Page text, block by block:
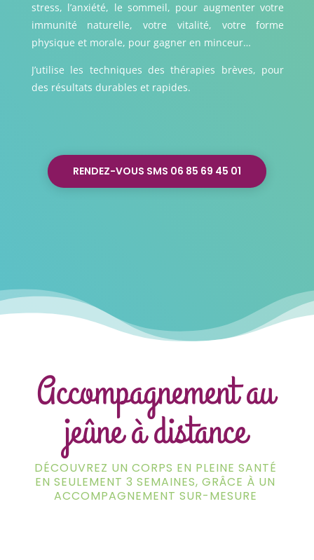
stress, l’anxiété, le sommeil, pour augmenter votre
immunité naturelle, votre vitalité, votre forme
physique et morale, pour gagner en minceur…
J’utilise les techniques des thérapies brèves, pour
des résultats durables et rapides.
RENDEZ-VOUS SMS 06 85 69 45 01
Accompagnement au
jeûne à distance
DÉCOUVREZ UN CORPS EN PLEINE SANTÉ
EN SEULEMENT 3 SEMAINES, GRÂCE À UN
ACCOMPAGNEMENT SUR-MESURE